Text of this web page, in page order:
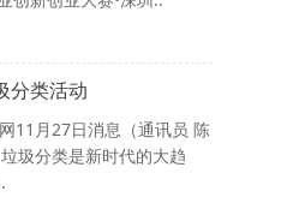
分类活动
11月27日消息（通讯员 陈
圾分类是新时代的大趋